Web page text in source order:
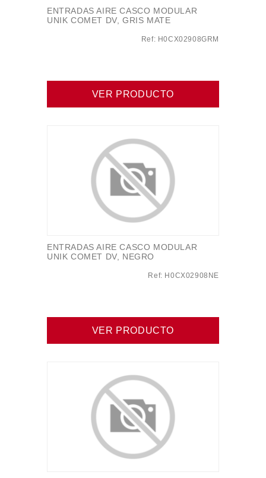
ENTRADAS AIRE CASCO MODULAR
UNIK COMET DV, GRIS MATE
Ref: H0CX02908GRM
VER PRODUCTO
ENTRADAS AIRE CASCO MODULAR
UNIK COMET DV, NEGRO
Ref: H0CX02908NE
VER PRODUCTO